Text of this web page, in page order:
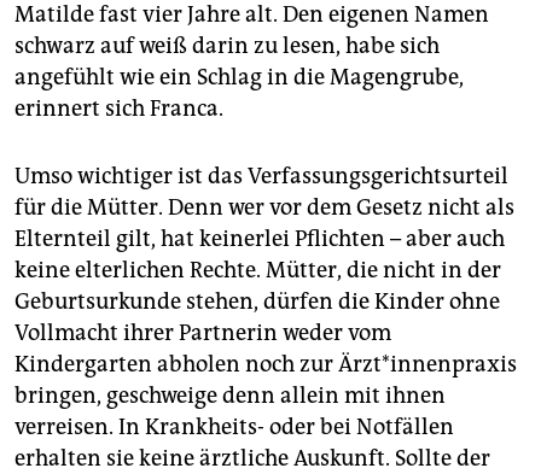
Matilde fast vier Jahre alt. Den eigenen Namen
schwarz auf weiß darin zu lesen, habe sich
angefühlt wie ein Schlag in die Magengrube,
erinnert sich Franca.
Umso wichtiger ist das Verfassungsgerichtsurteil
für die Mütter. Denn wer vor dem Gesetz nicht als
Elternteil gilt, hat keinerlei Pflichten – aber auch
keine elterlichen Rechte. Mütter, die nicht in der
Geburtsurkunde stehen, dürfen die Kinder ohne
Vollmacht ihrer Part­ne­rin weder vom
Kindergarten abholen noch zur Ärz­t*in­nen­pra­xis
bringen, geschweige denn allein mit ihnen
verreisen. In Krankheits- oder bei Notfällen
erhalten sie keine ärztliche Auskunft. Sollte der